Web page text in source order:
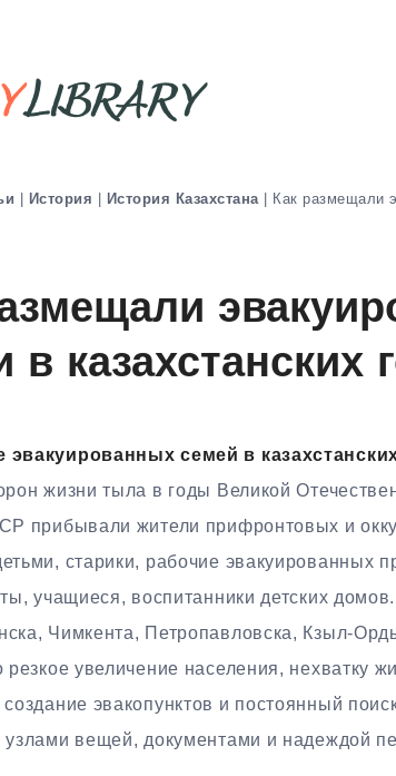
| История | История Казахстана | Как размещали
в казахстанских
эвакуированных семей в
жизни тыла в годы Великой
прибывали жители прифронтовых и
старики, рабочие эвакуированных
учащиеся, воспитанники детских
Чимкента, Петропавловска, Кзыл-
резкое увеличение населения, нехватку
эвакопунктов и постоянный
узлами вещей, документами и надеждой